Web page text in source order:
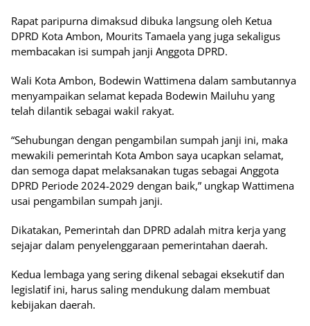
Rapat paripurna dimaksud dibuka langsung oleh Ketua
DPRD Kota Ambon, Mourits Tamaela yang juga sekaligus
membacakan isi sumpah janji Anggota DPRD.
Wali Kota Ambon, Bodewin Wattimena dalam sambutannya
menyampaikan selamat kepada Bodewin Mailuhu yang
telah dilantik sebagai wakil rakyat.
“Sehubungan dengan pengambilan sumpah janji ini, maka
mewakili pemerintah Kota Ambon saya ucapkan selamat,
dan semoga dapat melaksanakan tugas sebagai Anggota
DPRD Periode 2024-2029 dengan baik,” ungkap Wattimena
usai pengambilan sumpah janji.
Dikatakan, Pemerintah dan DPRD adalah mitra kerja yang
sejajar dalam penyelenggaraan pemerintahan daerah.
Kedua lembaga yang sering dikenal sebagai eksekutif dan
legislatif ini, harus saling mendukung dalam membuat
kebijakan daerah.